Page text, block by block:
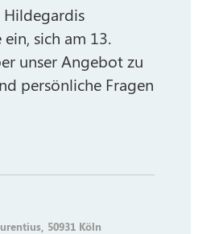
Hildegardis
sich am 13.
unser Angebot zu
persönliche Fragen
50931 Köln